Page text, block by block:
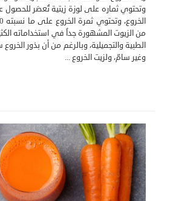
وتحتوي ثماره على لوزة زيتية تُعصَر للحصول
من الزيوت المشهورة جداً في استخداماته
الطبية والتجميلية، وبالرغم من أن بذور
وغير سامّ، ولزيت الخروع ...